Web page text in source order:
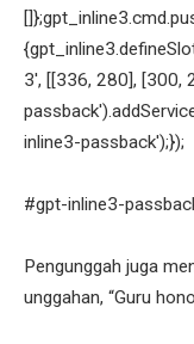
3', [[336, 280], [300,
inline3-passback');});
#gpt-inline3-
Pengunggah juga
unggahan, “Guru